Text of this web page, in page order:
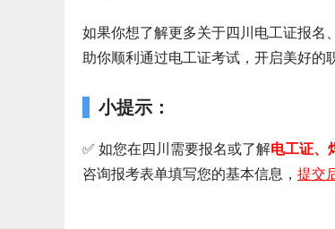
如果你想了解更多关于四川电工证报名
助你顺利通过电工证考试，开启美好的
小提示：
✅ 如您在四川需要 报名或了解电工证 、
咨询报考表单填写您的基本信息， 提交